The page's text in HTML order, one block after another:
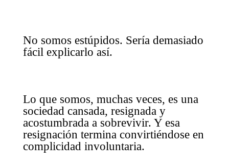
No somos estúpidos. Sería demasiado
fácil explicarlo así.
Lo que somos, muchas veces, es una
sociedad cansada, resignada y
acostumbrada a sobrevivir. Y esa
resignación termina convirtiéndose en
complicidad involuntaria.